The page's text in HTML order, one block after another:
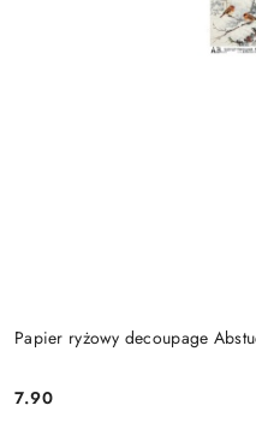
Papier ryżowy decoupage
Cena:
7.90